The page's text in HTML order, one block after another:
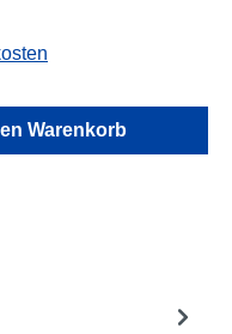
gewünschten
Warenkorb